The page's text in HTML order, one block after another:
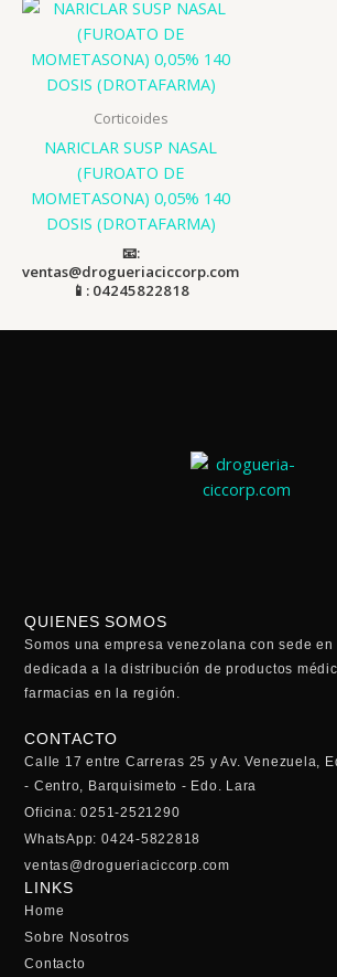
Corticoides
NARICLAR SUSP NASAL
(FUROATO DE
MOMETASONA) 0,05% 140
DOSIS (DROTAFARMA)
📧:
ventas@drogueriaciccorp.com
📱: 04245822818
QUIENES SOMOS
Somos una empresa venezolana con sede
dedicada a la distribución de productos
farmacias en la región.
CONTACTO
Calle 17 entre Carreras 25 y Av. Venezuela,
- Centro, Barquisimeto - Edo. Lara
Oficina: 0251-2521290
WhatsApp: 0424-5822818
ventas@drogueriaciccorp.com
LINKS
Home
Sobre Nosotros
Contacto